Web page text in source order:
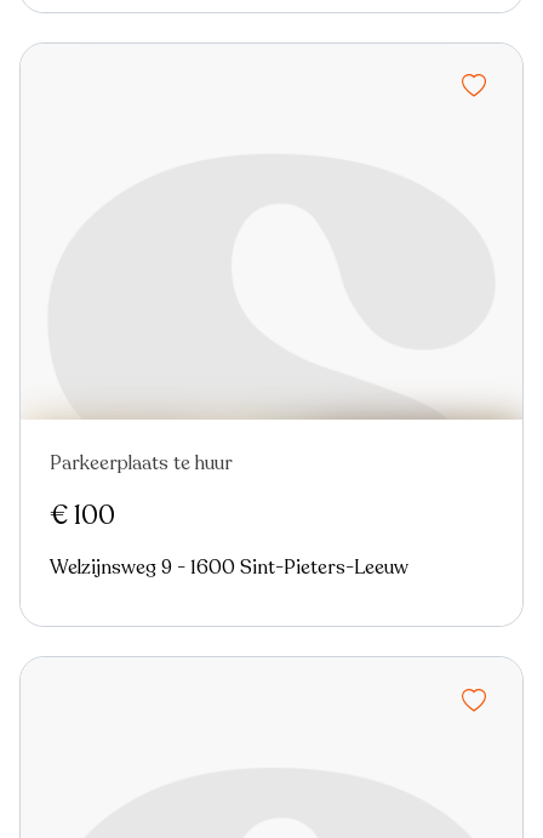
Parkeerplaats te huur
€ 100
Welzijnsweg 9 - 1600 Sint-Pieters-Leeuw